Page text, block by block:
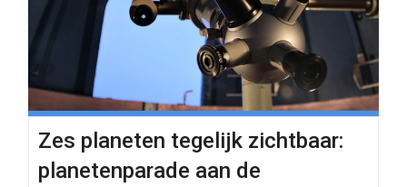
Zes planeten tegelijk zichtbaar:
planetenparade aan de